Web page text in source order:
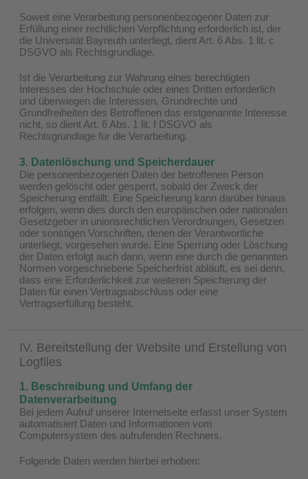
Soweit eine Verarbeitung personenbezogener Daten zur
Erfüllung einer rechtlichen Verpflichtung erforderlich ist, der
die Universität Bayreuth unterliegt, dient Art. 6 Abs. 1 lit. c
DSGVO als Rechtsgrundlage.
Ist die Verarbeitung zur Wahrung eines berechtigten
Interesses der Hochschule oder eines Dritten erforderlich
und überwiegen die Interessen, Grundrechte und
Grundfreiheiten des Betroffenen das erstgenannte Interesse
nicht, so dient Art. 6 Abs. 1 lit. f DSGVO als
Rechtsgrundlage für die Verarbeitung.
3. Datenlöschung und Speicherdauer
Die personenbezogenen Daten der betroffenen Person
werden gelöscht oder gesperrt, sobald der Zweck der
Speicherung entfällt. Eine Speicherung kann darüber hinaus
erfolgen, wenn dies durch den europäischen oder nationalen
Gesetzgeber in unionsrechtlichen Verordnungen, Gesetzen
oder sonstigen Vorschriften, denen der Verantwortliche
unterliegt, vorgesehen wurde. Eine Sperrung oder Löschung
der Daten erfolgt auch dann, wenn eine durch die genannten
Normen vorgeschriebene Speicherfrist abläuft, es sei denn,
dass eine Erforderlichkeit zur weiteren Speicherung der
Daten für einen Vertragsabschluss oder eine
Vertragserfüllung besteht.
IV. Bereitstellung der Website und Erstellung von
Logfiles
1. Beschreibung und Umfang der
Datenverarbeitung
Bei jedem Aufruf unserer Internetseite erfasst unser System
automatisiert Daten und Informationen vom
Computersystem des aufrufenden Rechners.
Folgende Daten werden hierbei erhoben: